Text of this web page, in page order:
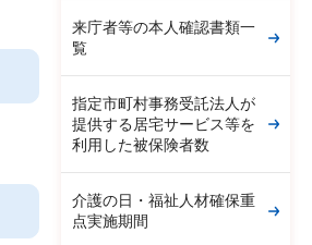
来庁者等の本人確認書類一
覧
指定市町村事務受託法人が
提供する居宅サービス等を
利用した被保険者数
介護の日・福祉人材確保重
点実施期間